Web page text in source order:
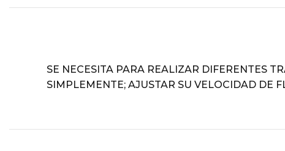
SE NECESITA PARA REALIZAR DIFERENTES
SIMPLEMENTE; AJUSTAR SU VELOCIDAD DE